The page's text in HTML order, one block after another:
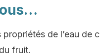
de l’eau de
fruit.